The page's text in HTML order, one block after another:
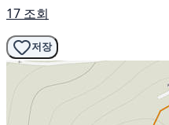
17 조회
저장